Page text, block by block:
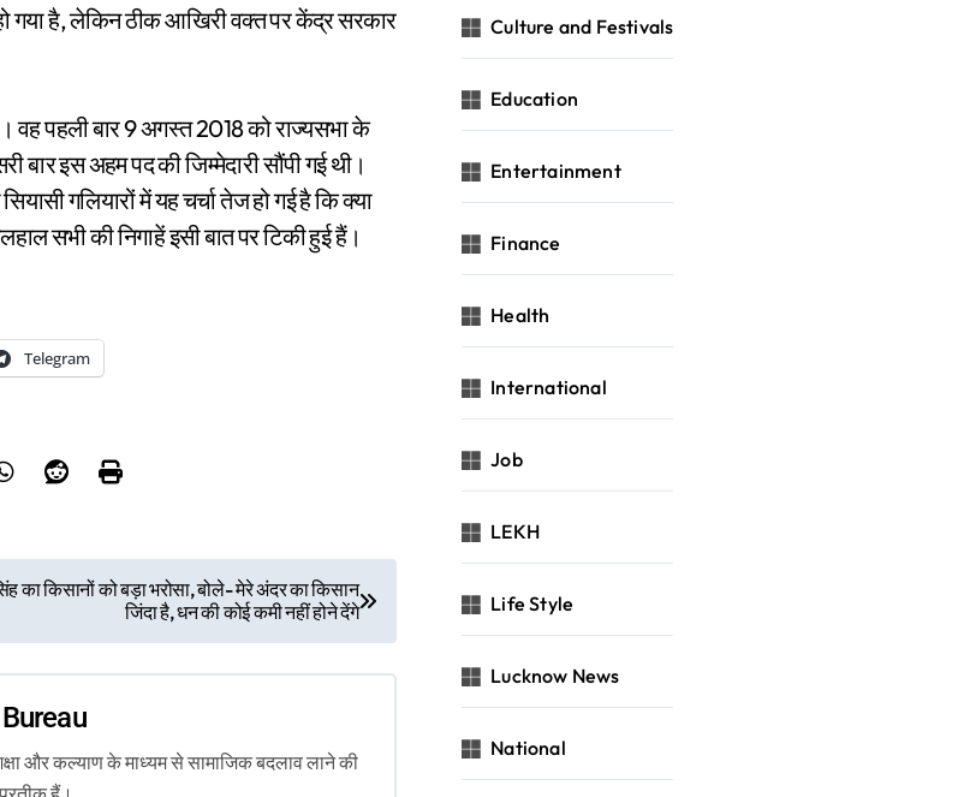
गया है, लेकिन ठीक आखिरी वक्त पर केंद्र सरकार
पहली बार 9 अगस्त 2018 को राज्यसभा के
बार इस अहम पद की जिम्मेदारी सौंपी गई थी।
गलियारों में यह चर्चा तेज हो गई है कि क्या
सभी की निगाहें इसी बात पर टिकी हुई हैं।
Telegram
का किसानों को बड़ा भरोसा, बोले- मेरे अंदर का किसान
जिंदा है, धन की कोई कमी नहीं होने देंगे
और कल्याण के माध्यम से सामाजिक बदलाव लाने की
Culture and Festivals
Education
Entertainment
Finance
Health
International
Job
LEKH
Life Style
Lucknow News
National